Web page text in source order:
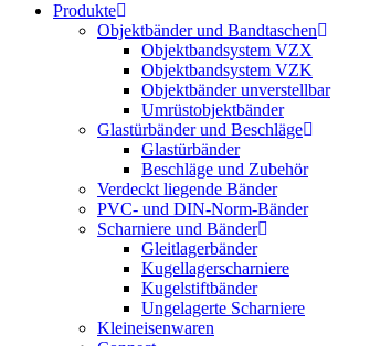
Produkte
Objektbänder und Bandtaschen
Objektbandsystem VZX
Objektbandsystem VZK
Objektbänder unverstellbar
Umrüstobjektbänder
Glastürbänder und Beschläge
Glastürbänder
Beschläge und Zubehör
Verdeckt liegende Bänder
PVC- und DIN-Norm-Bänder
Scharniere und Bänder
Gleitlagerbänder
Kugellagerscharniere
Kugelstiftbänder
Ungelagerte Scharniere
Kleineisenwaren